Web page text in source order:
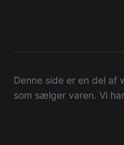
Denne side er en del
som sælger varen. Vi